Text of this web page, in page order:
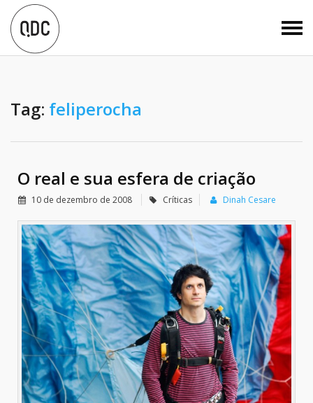
Tag: feliperocha
O real e sua esfera de criação
10 de dezembro de 2008 Críticas Dinah Cesare